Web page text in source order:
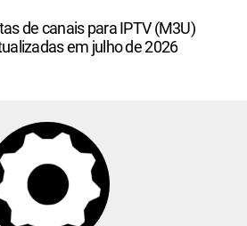
de canais para IPTV (M3U)
em julho de 2026